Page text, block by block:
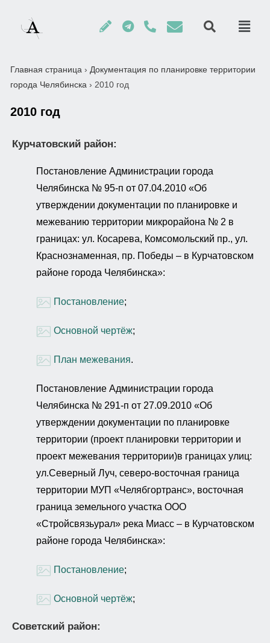
Главная страница › Документация по планировке территории
города Челябинска › 2010 год
2010 год
Курчатовский район:
Постановление Администрации города
Челябинска № 95-п от 07.04.2010 «Об
утверждении документации по планировке и
межеванию территории микрорайона № 2 в
границах: ул. Косарева, Комсомольский пр., ул.
Краснознаменная, пр. Победы – в Курчатовском
районе города Челябинска»:
Постановление;
Основной чертёж;
План межевания.
Постановление Администрации города
Челябинска № 291-п от 27.09.2010 «Об
утверждении документации по планировке
территории (проект планировки территории и
проект межевания территории)в границах улиц:
ул.Северный Луч, северо-восточная граница
территории МУП «Челябгортранс», восточная
граница земельного участка ООО
«Стройсвязьурал» река Миасс – в Курчатовском
районе города Челябинска»:
Постановление;
Основной чертёж;
Советский район: